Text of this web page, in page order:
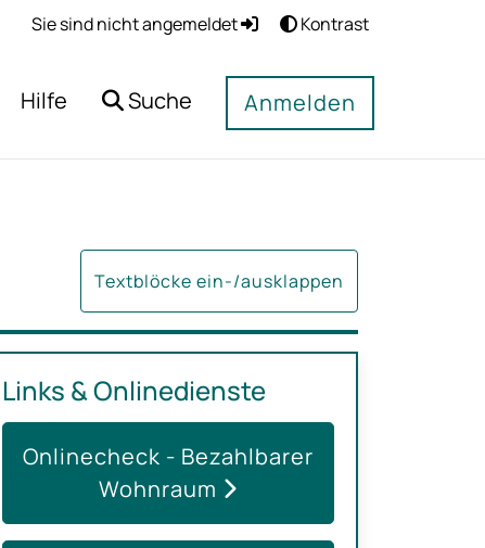
Sie sind nicht angemeldet Kontrast
Hilfe Suche Anmelden
Textblöcke ein-/ausklappen
Links & Onlinedienste
Onlinecheck - Bezahlbarer
Wohnraum